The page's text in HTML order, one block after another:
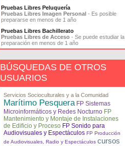
Pruebas Libres Peluquería
Pruebas Libres Imagen Personal - Es posible
prepararse en menos de 1 año
Pruebas Libres Bachillerato
Pruebas Libres de Acceso - Se puede estudiar la
preparación en menos de 1 año
BÚSQUEDAS DE OTROS
USUARIOS
Servicios Socioculturales y a la Comunidad
Marítimo Pesquera FP Sistemas
Microinformáticos y Redes Nocturno FP
Mantenimiento y Montaje de Instalaciones
de Edificio y Proceso FP Sonido para
Audiovisuales y Espectáculos FP Producción
de Audiovisuales, Radio y Espectáculos cursos